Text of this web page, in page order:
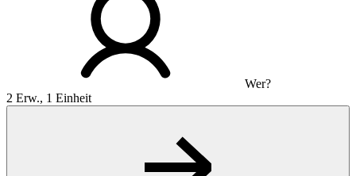
Wer?
2 Erw., 1 Einheit